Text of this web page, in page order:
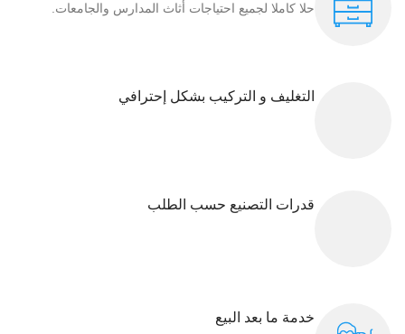
حلا كاملا لجميع احتياجات أثاث المدارس والجامعات.
التغليف و التركيب بشكل إحترافي
قدرات التصنيع حسب الطلب
خدمة ما بعد البيع